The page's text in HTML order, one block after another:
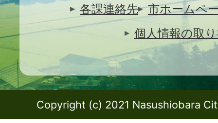
各課連絡先
市ホームペ
個人情報の取
Copyright (c) 2021 Nasushiobara